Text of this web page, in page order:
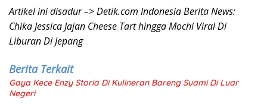
Artikel ini disadur –> Detik.com Indonesia Berita News:
Chika Jessica Jajan Cheese Tart hingga Mochi Viral Di
Liburan Di Jepang
Berita Terkait
Gaya Kece Enzy Storia Di Kulineran Bareng Suami Di Luar
Negeri